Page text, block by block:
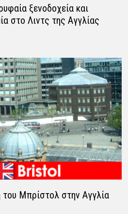
ξενοδοχεία και
στο Λιντς της Αγγλίας
Μπρίστολ στην Αγγλία